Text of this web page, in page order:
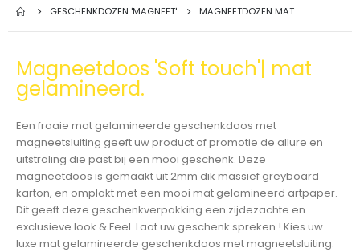
GESCHENKDOZEN 'MAGNEET' MAGNEETDOZEN MAT
Magneetdoos 'Soft touch'| mat
gelamineerd.
Een fraaie mat gelamineerde geschenkdoos met
magneetsluiting geeft uw product of promotie de allure en
uitstraling die past bij een mooi geschenk. Deze
magneetdoos is gemaakt uit 2mm dik massief greyboard
karton, en omplakt met een mooi mat gelamineerd artpaper.
Dit geeft deze geschenkverpakking een zijdezachte en
exclusieve look & Feel. Laat uw geschenk spreken ! Kies uw
luxe mat gelamineerde geschenkdoos met magneetsluiting.